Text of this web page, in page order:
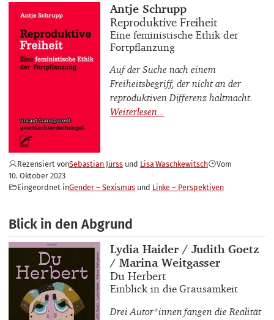
Buchautor_innen
Antje Schrupp
Buchtitel
Reproduktive Freiheit
Buchuntertitel
Eine feministische Ethik der
Fortpflanzung
Auf der Suche nach einem
Freiheitsbegriff, der nicht an der
reproduktiven Differenz haltmacht.
Rezensiert vonSebastian Jürss Lisa Waschkewitsch
Vom
10. Oktober 2023
Eingeordnet inGender – Sexismus Linke – Perspektiven
Blick in den Abgrund
Buchautor_innen
Lydia Haider / Judith Goetz
/ Marina Weitgasser
Buchtitel
Du Herbert
Buchuntertitel
Einblick in die Grausamkeit
Drei Autor*innen fangen die Realität